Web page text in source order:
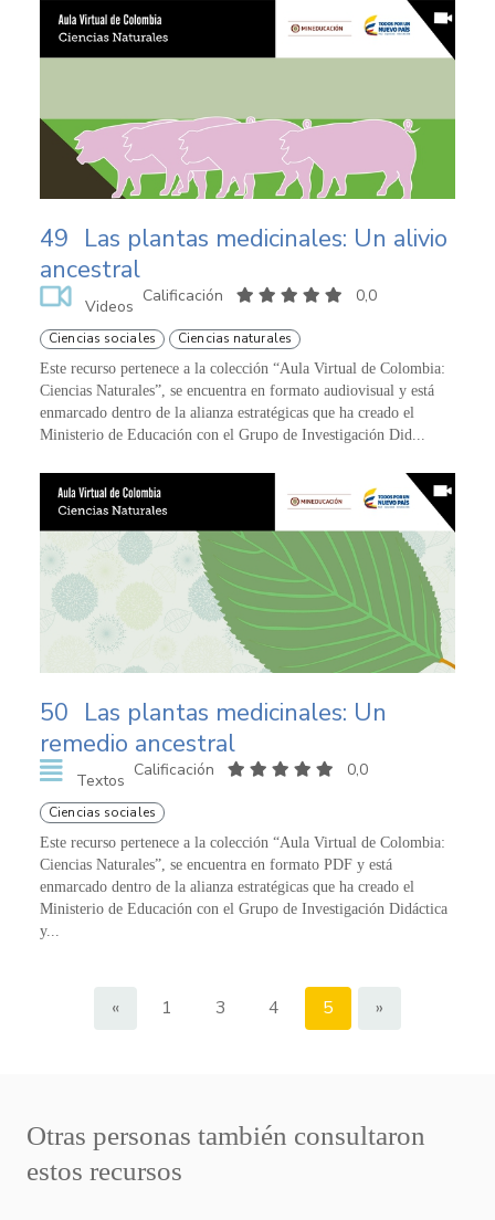
49 Las plantas medicinales: Un alivio
ancestral
Videos
Calificación 0,0
Ciencias sociales Ciencias naturales
Este recurso pertenece a la colección “Aula Virtual de Colombia:
Ciencias Naturales”, se encuentra en formato audiovisual y está
enmarcado dentro de la alianza estratégicas que ha creado el
Ministerio de Educación con el Grupo de Investigación Did...
50 Las plantas medicinales: Un
remedio ancestral
Textos
Calificación 0,0
Ciencias sociales
Este recurso pertenece a la colección “Aula Virtual de Colombia:
Ciencias Naturales”, se encuentra en formato PDF y está
enmarcado dentro de la alianza estratégicas que ha creado el
Ministerio de Educación con el Grupo de Investigación Didáctica
y...
« 1 3 4 5 »
Otras personas también consultaron
estos recursos